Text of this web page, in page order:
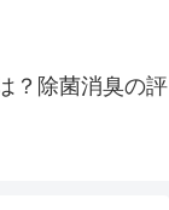
？除菌消臭の評